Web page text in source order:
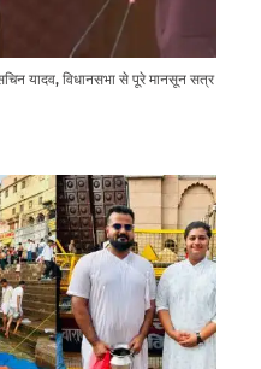
यादव, विधानसभा से पूरे मानसून सत्र